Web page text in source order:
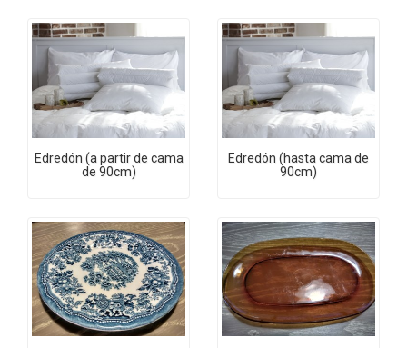
Edredón (a partir de cama
de 90cm)
Edredón (hasta cama de
90cm)